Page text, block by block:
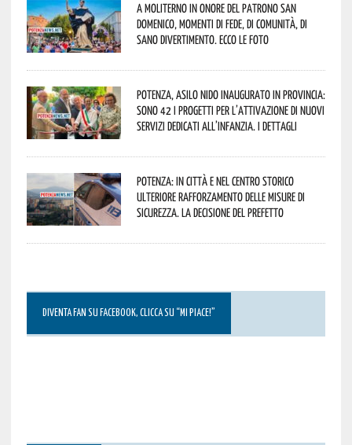
A Moliterno in onore del Patrono San
Domenico, momenti di fede, di comunità, di
sano divertimento. Ecco le foto
Potenza, asilo nido inaugurato in provincia:
sono 42 i progetti per l’attivazione di nuovi
servizi dedicati all’infanzia. I dettagli
Potenza: in città e nel centro storico
ulteriore rafforzamento delle misure di
sicurezza. La decisione del Prefetto
DIVENTA FAN SU FACEBOOK, CLICCA SU “MI PIACE!”